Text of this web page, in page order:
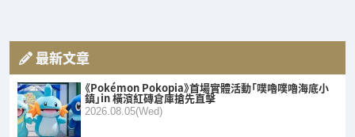
最新文章
《Pokémon Pokopia》首場實體活動「噗嚕噗嚕海底小
鎮」in 橫濱紅磚倉庫搶先直擊
2026.08.05(Wed)